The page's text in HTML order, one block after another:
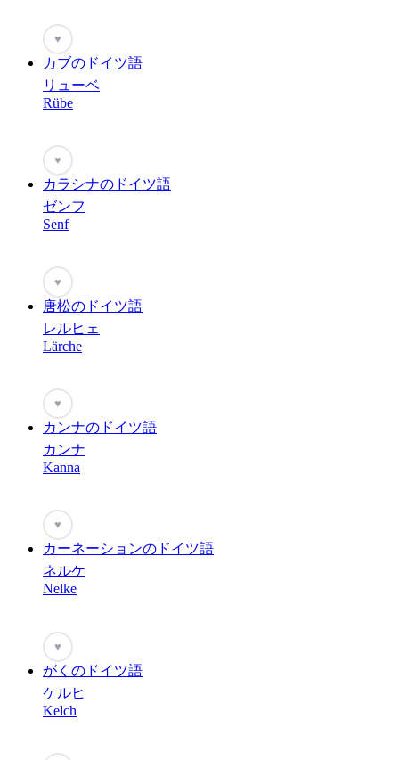
♥
カブのドイツ語
リューベ
Rübe
♥
カラシナのドイツ語
ゼンフ
Senf
♥
唐松のドイツ語
レルヒェ
Lärche
♥
カンナのドイツ語
カンナ
Kanna
♥
カーネーションのドイツ語
ネルケ
Nelke
♥
がくのドイツ語
ケルヒ
Kelch